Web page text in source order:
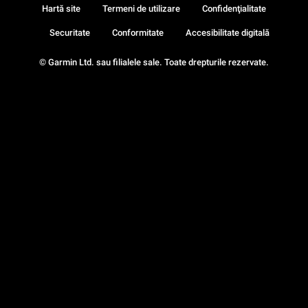
© Garmin Ltd. sau filialele sale. Toate drepturile rezervate.
Hartă site Termeni de utilizare Confidenţialitate
Securitate Conformitate Accesibilitate digitală